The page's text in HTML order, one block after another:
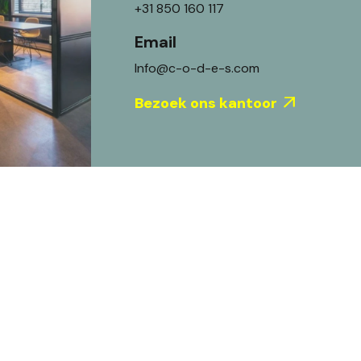
+31 850 160 117
Email
Info@c-o-d-e-s.com
Bezoek ons kantoor 